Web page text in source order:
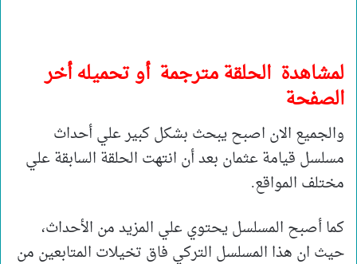
لمشاهدة الحلقة مترجمة أو تحميله أخر
الصفحة
والجميع الان اصبح يبحث بشكل كبير علي أحداث
مسلسل قيامة عثمان بعد أن انتهت الحلقة السابقة علي
مختلف المواقع.
كما أصبح المسلسل يحتوي علي المزيد من الأحداث،
حيث ان هذا المسلسل التركي فاق تخيلات المتابعين من